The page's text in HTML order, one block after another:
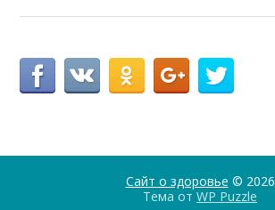
Сайт о здоровье © 2026
Тема от WP Puzzle